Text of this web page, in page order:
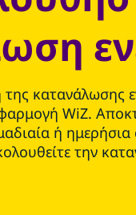
κατανάλωσης
WiZ.
ή
την